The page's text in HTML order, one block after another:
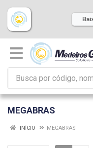
MEGABRAS
INÍCIO MEGABRAS